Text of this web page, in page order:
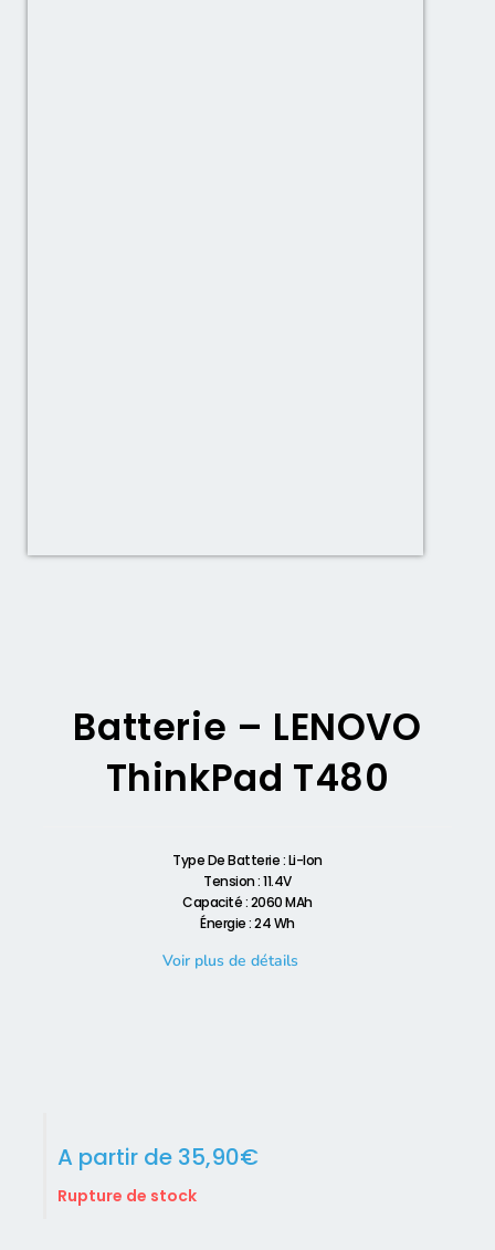
Batterie – LENOVO
ThinkPad T480
Type De Batterie : Li-Ion
Tension : 11.4V
Capacité : 2060 MAh
Énergie : 24 Wh
Voir plus de détails
A partir de 35,90€
Rupture de stock